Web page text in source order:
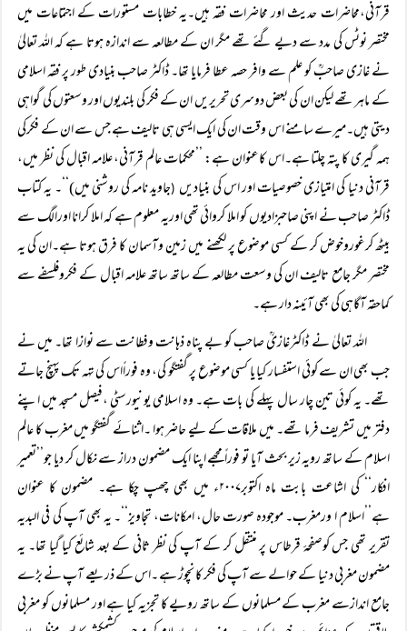
قرآنی،محاضرات حدیث اور محاضرات فقہ ہیں۔یہ خطابات مستورات کے اجتماعات میں
مختصر نوٹس کی مدد سے دیے گئے تھے مگر ان کے مطالعہ سے اندازہ ہوتا ہے کہ اللہ تعالیٰ
نے غازی صاحبؒ کو علم سے وافر حصہ عطا فرمایا تھا۔ ڈاکٹر صاحب بنیادی طور پر فقہ اسلامی
کے ماہر تھے لیکن ان کی بعض دوسری تحریریں ان کے فکر کی بلندیوں اور وسعتوں کی گواہی
دیتی ہیں۔میرے سامنے اس وقت ان کی ایک ایسی ہی تالیف ہے جس سے ان کے فکرکی
ہمہ گیری کا پتہ چلتا ہے۔اس کاعنوان ہے: ’’محکمات عالم قرآنی، علامہ اقبال کی نظر میں،
قرآنی دنیا کی امتیازی خصوصیات اور اس کی بنیادیں (جاوید نامہ کی روشنی میں)‘‘۔ یہ کتاب
ڈاکٹر صاحب نے اپنی صاحبزادیوں کو املا کروائی تھی اوریہ معلوم ہے کہ املا کرانا اورالگ سے
بیٹھ کرغوروخوض کر کے کسی موضوع پر لکھنے میں زمین وآسمان کا فرق ہوتا ہے۔ان کی یہ
مختصر مگر جامع تالیف ان کی وسعت مطالعہ کے ساتھ ساتھ علامہ اقبال کے فکروفلسفے سے
کماحقہ آگاہی کی بھی آئینہ دار ہے۔
اللہ تعالیٰ نے ڈاکٹرغازیؒ صاحب کو بے پناہ ذہانت وفطانت سے نوازا تھا۔ میں نے
جب بھی ان سے کوئی استفسار کیا یا کسی موضوع پر گفتگو کی، وہ فوراًاس کی تہہ تک پہنچ جاتے
تھے۔ یہ کوئی تین چار سال پہلے کی بات ہے۔ وہ اسلامی یونیورسٹی ،فیصل مسجد میں اپنے
دفتر میں تشریف فرما تھے۔ میں ملاقات کے لیے حاضر ہوا ۔اثنائے گفتگو میں مغرب کا عالم
اسلام کے ساتھ رویہ زیر بحث آیا تو فوراً مجھے اپنا ایک مضمون دراز سے نکال کر دیا جو’’تعمیر
افکار‘‘ کی اشاعت بابت ماہ اکتوبر۲۰۰۷ء میں بھی چھپ چکا ہے۔ مضمون کا عنوان
ہے’’اسلام ا ورمغرب۔ موجودہ صورت حال، امکانات، تجاویز‘‘۔ یہ بھی آپ کی فی البدیہ
تقریر تھی جس کوصفحۂ قرطاس پر منتقل کر کے آپ کی نظر ثانی کے بعد شائع کیا گیا تھا۔ یہ
مضمون مغربی دنیا کے حوالے سے آپ کی فکر کا نچوڑ ہے ۔اس کے ذریعے آپ نے بڑے
جامع اندازسے مغرب کے مسلمانوں کے ساتھ رویے کا تجزیہ کیا ہے اور مسلمانوں کو مغربی